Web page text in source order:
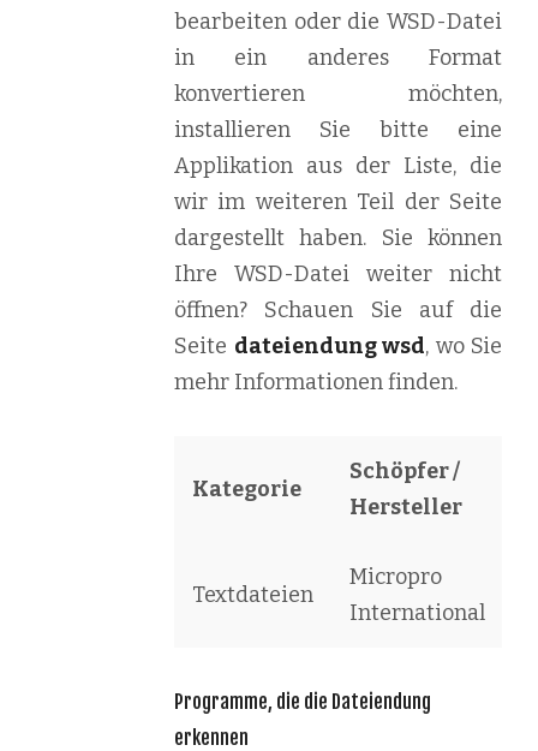
bearbeiten oder die WSD-Datei
in ein anderes Format
konvertieren möchten,
installieren Sie bitte eine
Applikation aus der Liste, die
wir im weiteren Teil der Seite
dargestellt haben. Sie können
Ihre WSD-Datei weiter nicht
öffnen? Schauen Sie auf die
Seite dateiendung wsd, wo Sie
mehr Informationen finden.
Kategorie
Schöpfer /
Hersteller
Textdateien
Micropro
International
Programme, die die Dateiendung
erkennen